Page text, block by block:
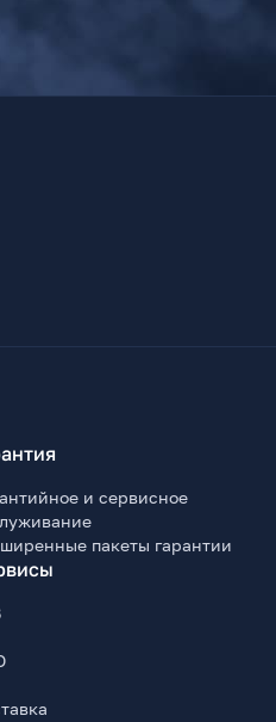
и сервисное
пакеты гарантии